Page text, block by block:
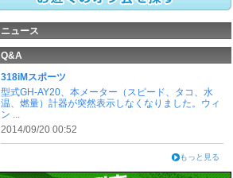
ニュース
Q&A
318iMスポーツ
型式GH-AY20、本メーター（スピード、タコ、水
温、燃量）計器が突然表示しなくなりました。ウィ
ン ...
2014/09/20 00:52
もっと見る